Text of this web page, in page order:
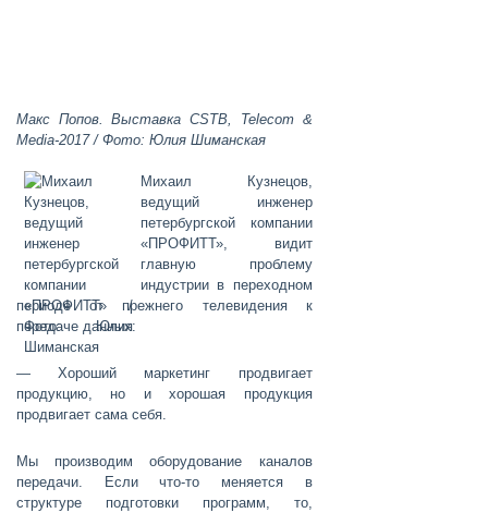
Макс Попов​.Выставка CSTB, Telecom &
Media-2017 / Фото: Юлия Шиманская
Михаил Кузнецов,
ведущий инженер
петербургской компании
«ПРОФИТТ», видит
главную проблему
индустрии в переходном
периоде от прежнего телевидения к
передаче данных:
— Хороший маркетинг продвигает
продукцию, но и хорошая продукция
продвигает сама себя.
Мы производим оборудование каналов
передачи. Если что-то меняется в
структуре подготовки программ, то,